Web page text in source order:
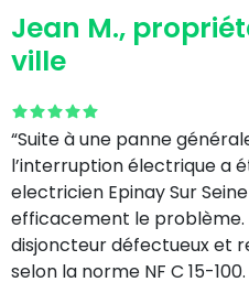
Jean M.,
ville
“Suite à une panne
l’interruption électrique a
electricien Epinay Sur
efficacement le problème.
disjoncteur défectueux et
selon la norme NF C 15-